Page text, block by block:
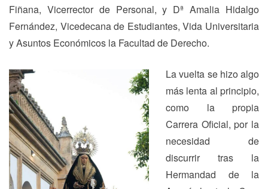
Fiñana, Vicerrector de Personal, y Dª Amalia Hidalgo
Fernández, Vicedecana de Estudiantes, Vida Universitaria
y Asuntos Económicos la Facultad de Derecho.
La vuelta se hizo algo
más lenta al principio,
como la propia
Carrera Oficial, por la
necesidad de
discurrir tras la
Hermandad de la